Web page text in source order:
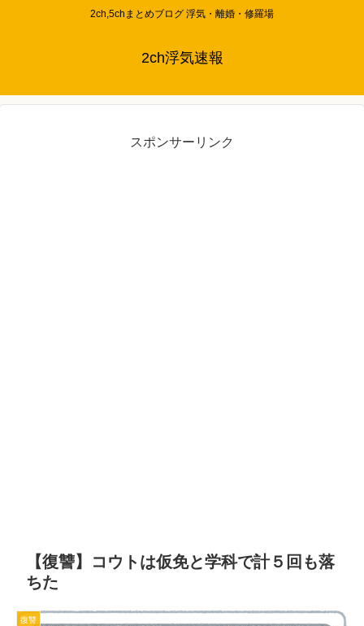
2ch,5chまとめブログ 浮気・離婚・修羅場
2ch浮気速報
スポンサーリンク
【復讐】コウトは仮免と学科で計５回も落
ちた
復讐